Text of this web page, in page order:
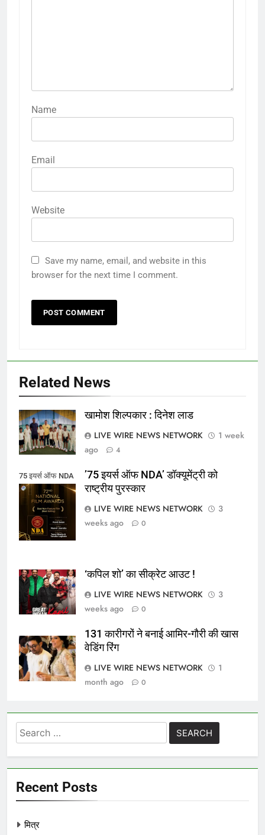
Name
Email
Website
Save my name, email, and website in this
browser for the next time I comment.
Related News
​खामोश शिल्पकार : दिनेश लाड
LIVE WIRE NEWS NETWORK
1 week
ago
4
75 इयर्स ऑफ NDA
डॉक्यूमेंट्री को
राष्ट्रीय पुरस्कार
’75 इयर्स ऑफ NDA’ डॉक्यूमेंट्री को
राष्ट्रीय पुरस्कार
LIVE WIRE NEWS NETWORK
3
weeks ago
0
‘कपिल शो’ का सीक्रेट आउट !
LIVE WIRE NEWS NETWORK
3
weeks ago
0
131 कारीगरों ने बनाई आमिर-गौरी की खास
वेडिंग रिंग
LIVE WIRE NEWS NETWORK
1
month ago
0
Search
for:
Recent Posts
मित्र